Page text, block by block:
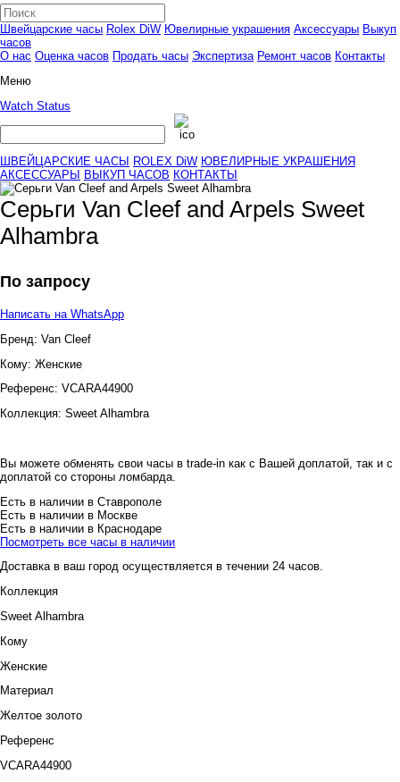
Швейцарские часы Rolex DiW Ювелирные украшения Аксессуары Выкуп
часов
О нас Оценка часов Продать часы Экспертиза Ремонт часов Контакты
Меню
Watch Status
ШВЕЙЦАРСКИЕ ЧАСЫ ROLEX DiW ЮВЕЛИРНЫЕ УКРАШЕНИЯ
АКСЕССУАРЫ
ВЫКУП ЧАСОВ КОНТАКТЫ
Серьги Van Cleef and Arpels Sweet
Alhambra
По запросу
Написать на WhatsApp
Бренд: Van Cleef
Кому: Женские
Референс: VCARA44900
Коллекция: Sweet Alhambra
Вы можете обменять свои часы в trade-in как с Вашей доплатой, так и с
доплатой со стороны ломбарда.
Есть в наличии в Ставрополе
Есть в наличии в Москве
Есть в наличии в Краснодаре
Посмотреть все часы в наличии
Доставка в ваш город осуществляется в течении 24 часов.
Коллекция
Sweet Alhambra
Кому
Женские
Материал
Желтое золото
Референс
VCARA44900